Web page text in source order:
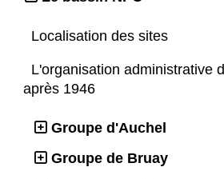
Localisation des sites
L'organisation administrative
après 1946
Groupe d'Auchel
Groupe de Bruay